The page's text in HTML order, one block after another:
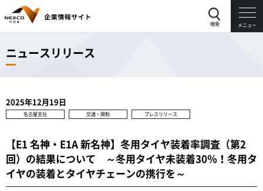
検索 メニュー
ニュースリリース
2025年12月19日
名古屋支社 交通・規制 プレスリリース
【E1 名神・E1A 新名神】冬用タイヤ装着率調査（第2
回）の結果について ～冬用タイヤ未装着30％！冬用タ
イヤの装着とタイヤチェーンの携行を～